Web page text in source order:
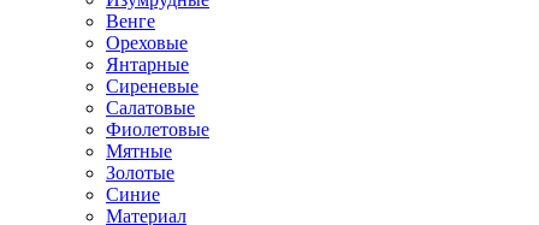
Венге
Ореховые
Янтарные
Сиреневые
Салатовые
Фиолетовые
Мятные
Золотые
Синие
Материал